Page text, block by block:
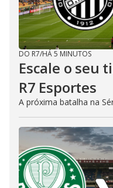
DO R7/HÁ 5 MINUTOS
Escale o seu
R7 Esportes
A próxima batalha na